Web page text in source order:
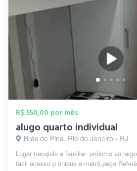
R$ 550,00 por mês
alugo quarto individual
Brás de Pina, Rio de Janeiro - RJ
Lugar tranquilo e familiar. próximo ao
fácil acesso p ônibus e metrô,peço